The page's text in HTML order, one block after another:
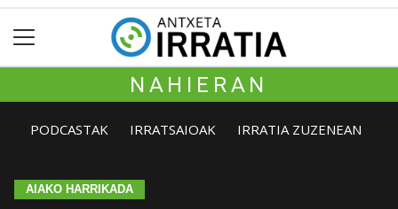
NAHIERAN
PODCASTAK IRRATSAIOAK IRRATIA ZUZENEAN
AIAKO HARRIKADA